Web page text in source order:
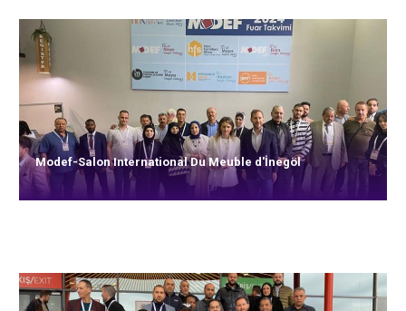
Modef-Salon International Du Meuble d'İnegöl